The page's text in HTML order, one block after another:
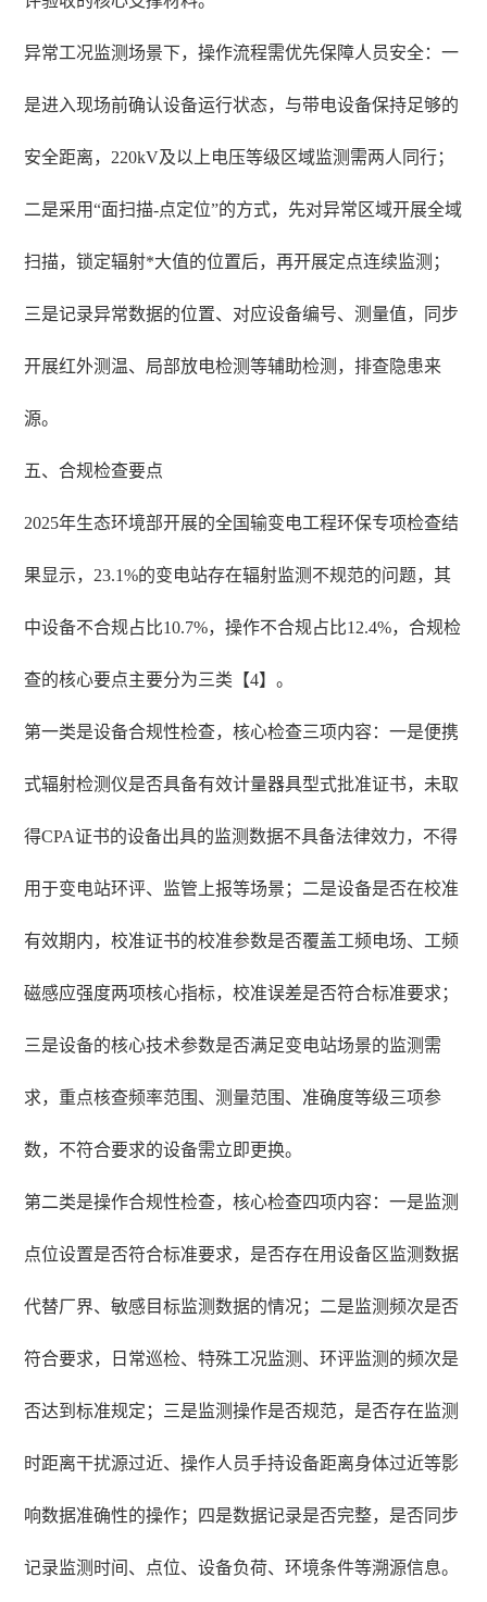
异常工况监测场景下，操作流程需优先保障人员安全：一
是进入现场前确认设备运行状态，与带电设备保持足够的
安全距离，220kV及以上电压等级区域监测需两人同行；
二是采用“面扫描-点定位”的方式，先对异常区域开展全域
扫描，锁定辐射*大值的位置后，再开展定点连续监测；
三是记录异常数据的位置、对应设备编号、测量值，同步
开展红外测温、局部放电检测等辅助检测，排查隐患来
源。
五、合规检查要点
2025年生态环境部开展的全国输变电工程环保专项检查结
果显示，23.1%的变电站存在辐射监测不规范的问题，其
中设备不合规占比10.7%，操作不合规占比12.4%，合规检
查的核心要点主要分为三类【4】。
第一类是设备合规性检查，核心检查三项内容：一是便携
式辐射检测仪是否具备有效计量器具型式批准证书，未取
得CPA证书的设备出具的监测数据不具备法律效力，不得
用于变电站环评、监管上报等场景；二是设备是否在校准
有效期内，校准证书的校准参数是否覆盖工频电场、工频
磁感应强度两项核心指标，校准误差是否符合标准要求；
三是设备的核心技术参数是否满足变电站场景的监测需
求，重点核查频率范围、测量范围、准确度等级三项参
数，不符合要求的设备需立即更换。
第二类是操作合规性检查，核心检查四项内容：一是监测
点位设置是否符合标准要求，是否存在用设备区监测数据
代替厂界、敏感目标监测数据的情况；二是监测频次是否
符合要求，日常巡检、特殊工况监测、环评监测的频次是
否达到标准规定；三是监测操作是否规范，是否存在监测
时距离干扰源过近、操作人员手持设备距离身体过近等影
响数据准确性的操作；四是数据记录是否完整，是否同步
记录监测时间、点位、设备负荷、环境条件等溯源信息。